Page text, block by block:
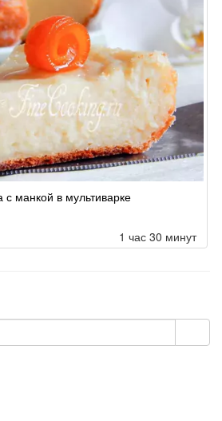
с манкой в мультиварке
1 час 30 минут